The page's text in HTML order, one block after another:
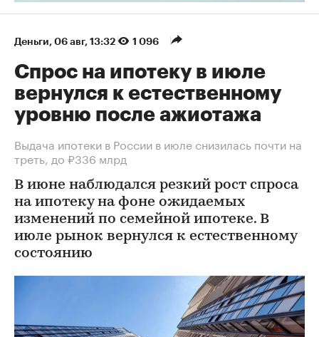
Деньги 06 авг, 13:32 1 096
Спрос на ипотеку в июле
вернулся к естественному
уровню после ажиотажа
Выдача ипотеки в России в июле снизилась почти на
треть, до ₽336 млрд
В июне наблюдался резкий рост спроса
на ипотеку на фоне ожидаемых
изменений по семейной ипотеке. В
июле рынок вернулся к естественному
состоянию